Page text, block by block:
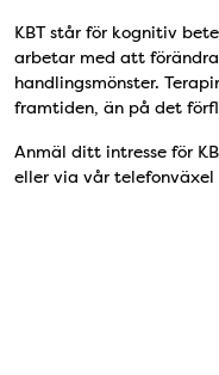
KBT står för kognitiv
arbetar med att
handlingsmönster.
framtiden, än på det
Anmäl ditt intresse för
eller via vår